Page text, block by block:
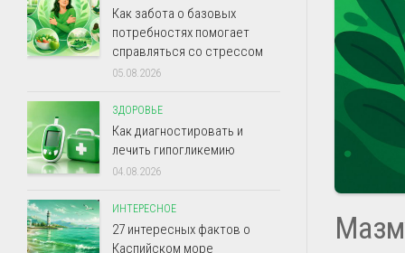
Как забота о базовых
потребностях помогает
справляться со стрессом
05.08.2026
ЗДОРОВЬЕ
Как диагностировать и
лечить гипогликемию
04.08.2026
ИНТЕРЕСНОЕ
27 интересных фактов о
Каспийском море